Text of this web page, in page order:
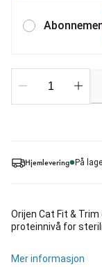
Hjemlevering På
Orijen Cat Fit &
proteinnivå for
Mer informasjon